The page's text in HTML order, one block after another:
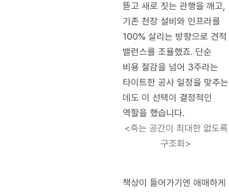
뜯고 새로 짓는 관행을 깨고,
기존 천장 설비와 인프라를
100% 살리는 방향으로 견적
밸런스를 조율했죠. 단순
비용 절감을 넘어 3주라는
타이트한 공사 일정을 맞추는
데도 이 선택이 결정적인
역할을 했습니다.
<죽는 공간이 최대한 없도록
구조화>
책상이 들어가기엔 애매하게